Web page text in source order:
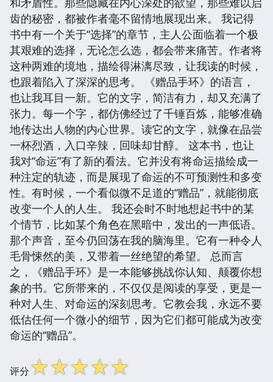
齿的秘密，都被作者毫不留情地展现出来。 我记得
书中有一个关于“选择”的章节，主人公面临着一个极
其艰难的选择，无论怎么选，都会带来痛苦。作者将
这种两难的境地，描绘得淋漓尽致，让我读的时候，
也跟着陷入了深深的思考。 《赠品手环》的语言，
也让我耳目一新。它的文字，简洁有力，却又充满了
张力。每一个字，都仿佛经过了千锤百炼，能够准确
地传达出人物的内心世界。读它的文字，就像在品尝
一杯烈酒，入口辛辣，回味却甘醇。 这本书，也让
我对“命运”有了新的看法。它并没有将命运描绘成一
种注定的轨迹，而是展现了命运的不可预测性和多变
性。有时候，一个看似微不足道的“赠品”，就能彻底
改变一个人的人生。 我还会时不时地想起书中的某
个情节，比如某个角色在黑暗中，发出的一声低语。
那个声音，至今仍回荡在我的脑海里。它有一种令人
毛骨悚然的美，又带着一丝绝望的希望。 总而言
之，《赠品手环》是一本能够挑战你认知、颠覆你想
象的书。它所带来的，不仅仅是阅读的享受，更是一
种对人生、对命运的深刻思考。它教会我，永远不要
低估任何一个微小的细节，因为它们都可能成为改变
命运的“赠品”。
评分☆☆☆☆☆